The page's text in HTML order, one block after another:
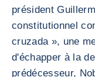
président
constitutionnel
cruzada », une
d'échapper à la
prédécesseur,